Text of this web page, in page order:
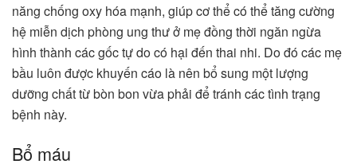
năng chống oxy hóa mạnh, giúp cơ thể có thể tăng cường
hệ miễn dịch phòng ung thư ở mẹ đồng thời ngăn ngừa
hình thành các gốc tự do có hại đến thai nhi. Do đó các mẹ
bầu luôn được khuyến cáo là nên bổ sung một lượng
dưỡng chất từ bòn bon vừa phải để tránh các tình trạng
bệnh này.
Bổ máu